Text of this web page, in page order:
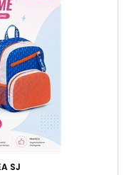
SJ